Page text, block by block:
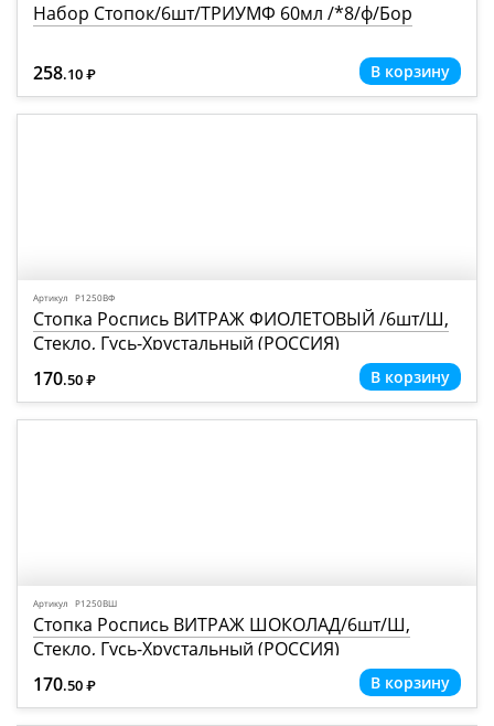
Набор Стопок/6шт/ТРИУМФ 60мл /*8/ф/Бор
258.10 Р
=
Артикул Р1250ВФ
Стопка Роспись ВИТРАЖ ФИОЛЕТОВЫЙ /6шт/Ш,
Стекло, Гусь-Хрустальный (РОССИЯ)
170.50 Р
=
Артикул Р1250ВШ
Стопка Роспись ВИТРАЖ ШОКОЛАД/6шт/Ш,
Стекло, Гусь-Хрустальный (РОССИЯ)
170.50 Р
=